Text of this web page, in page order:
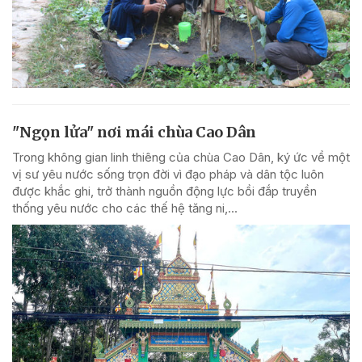
"Ngọn lửa" nơi mái chùa Cao Dân
Trong không gian linh thiêng của chùa Cao Dân, ký ức về một
vị sư yêu nước sống trọn đời vì đạo pháp và dân tộc luôn
được khắc ghi, trở thành nguồn động lực bồi đắp truyền
thống yêu nước cho các thế hệ tăng ni,...